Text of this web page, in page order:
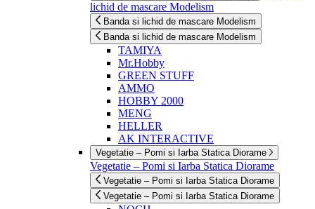
lichid de mascare Modelism
Banda si lichid de mascare Modelism
Banda si lichid de mascare Modelism
TAMIYA
Mr.Hobby
GREEN STUFF
AMMO
HOBBY 2000
MENG
HELLER
AK INTERACTIVE
Vegetatie – Pomi si Iarba Statica Diorame
Vegetatie – Pomi si Iarba Statica Diorame
Vegetatie – Pomi si Iarba Statica Diorame
Vegetatie – Pomi si Iarba Statica Diorame